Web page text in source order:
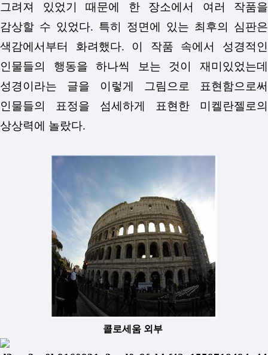
그려져 있었기 때문에 한 장소에서 여러 작품을
감상할 수 있었다. 특히 정면에 있는 최후의 심판은
색감에서부터 화려했다. 이 작품 속에서 성경적인
인물들의 행동을 하나씩 보는 것이 재미있었는데
성경이라는 글을 이렇게 그림으로 표현함으로써
인물들의 표정을 섬세하게 표현한 미켈란젤로의
상상력에 놀랐다.
콜로세움 외부